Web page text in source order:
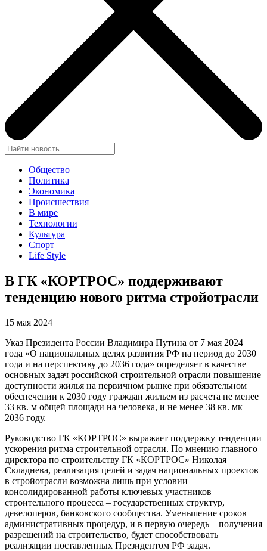
Общество
Политика
Экономика
Происшествия
В мире
Технологии
Культура
Спорт
Life Style
В ГК «КОРТРОС» поддерживают
тенденцию нового ритма стройотрасли
15 мая 2024
Указ Президента России Владимира Путина от 7 мая 2024
года «О национальных целях развития РФ на период до 2030
года и на перспективу до 2036 года» определяет в качестве
основных задач российской строительной отрасли повышение
доступности жилья на первичном рынке при обязательном
обеспечении к 2030 году граждан жильем из расчета не менее
33 кв. м общей площади на человека, и не менее 38 кв. мк
2036 году.
Руководство ГК «КОРТРОС» выражает поддержку тенденции
ускорения ритма строительной отрасли. По мнению главного
директора по строительству ГК «КОРТРОС» Николая
Складнева, реализация целей и задач национальных проектов
в стройотрасли возможна лишь при условии
консолидированной работы ключевых участников
строительного процесса – государственных структур,
девелоперов, банковского сообщества. Уменьшение сроков
административных процедур, и в первую очередь – получения
разрешений на строительство, будет способствовать
реализации поставленных Президентом РФ задач.